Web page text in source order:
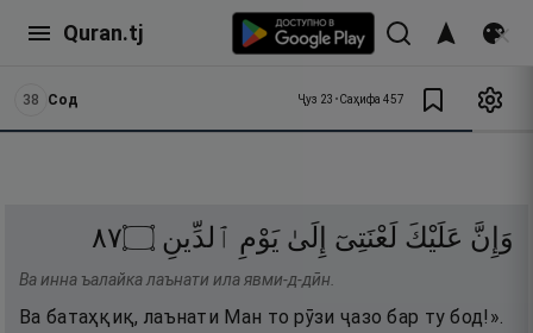
Quran.tj
38 Сод Ҷуз 23 •Саҳифа 457
وَإِنَّ عَلَيْكَ لَعْنَتِىٓ إِلَىٰ يَوْمِ ٱلدِّينِ ۝٧٨
Ва инна ъалайка лаънати ила явми-д-дӣн.
Ва батаҳқиқ, лаънати Ман то рӯзи ҷазо бар ту бод!».